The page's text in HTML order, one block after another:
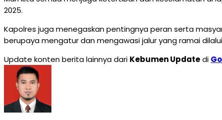
2025.
Kapolres juga menegaskan pentingnya peran serta
berupaya mengatur dan mengawasi jalur yang ramai
Update konten berita lainnya dari Kebumen Updatedi